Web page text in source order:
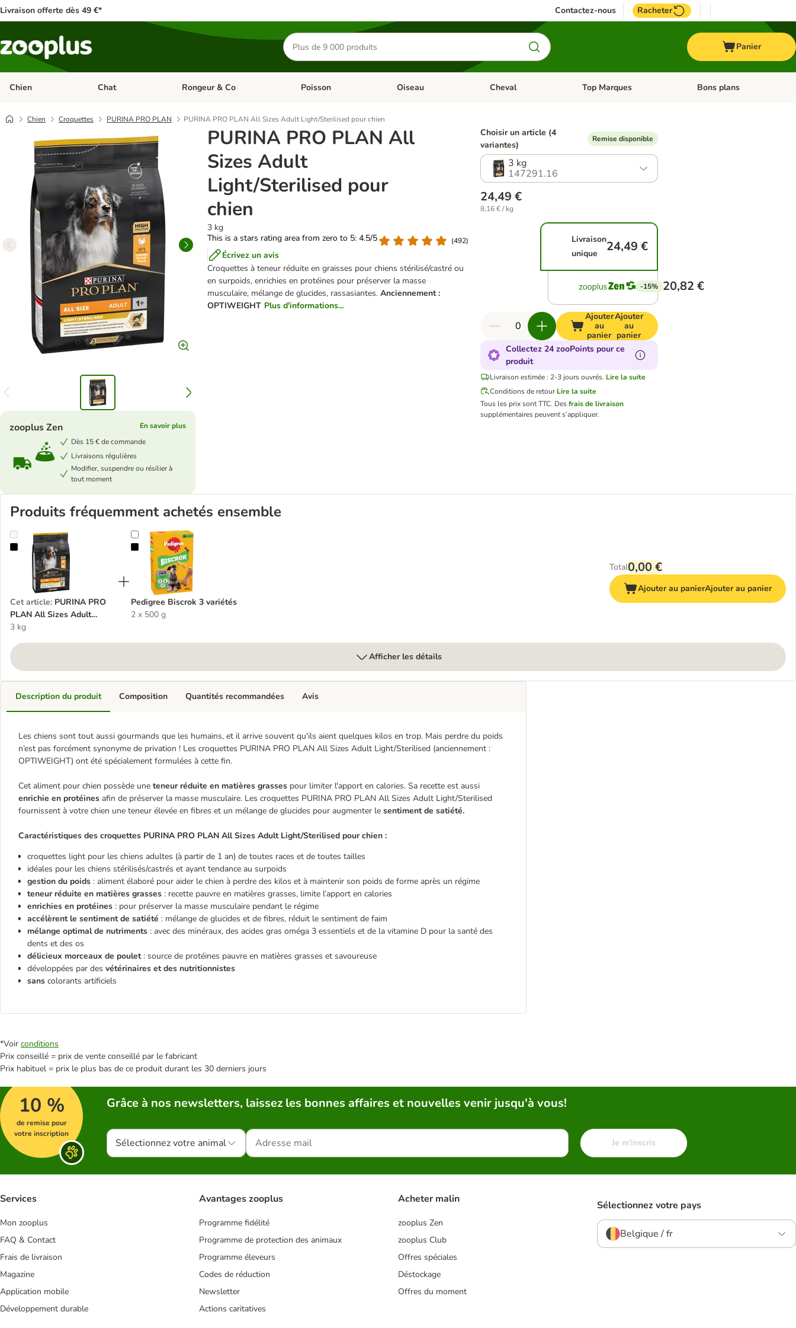
Livraison offerte dès 49 €* Contactez-nous Racheter
Rechercher
des
produits
Panier
Chien Dérouler les catégories: Chien
Chat Dérouler les catégories: Chat
Rongeur & Co Dérouler les catégories: Rongeur & Co
Poisson Dérouler les catégories: Poisson
Oiseau Dérouler les catégories: Oiseau
Cheval Dérouler les catégories: Cheval
Top Marques Dérouler les catégories: Top
Bons plans
Chien Croquettes PURINA PRO PLAN PURINA PRO PLAN All Sizes Adult Light/Sterilised pour chien
PURINA PRO PLAN All
Sizes Adult
Light/Sterilised pour
chien
3 kg
This is a stars rating area from zero to 5: 4.5/5
(492)
Écrivez un avis
Croquettes à teneur réduite en graisses pour chiens stérilisé/castré ou
en surpoids, enrichies en protéines pour préserver la masse
musculaire, mélange de glucides, rassasiantes.Anciennement :
OPTIWEIGHT Plus d'informations...
zooplus Zen
En savoir plus
Dès 15 € de commande
Livraisons régulières
Modifier, suspendre ou résilier à
tout moment
Choisir un article (4
variantes)
Remise disponible
3 kg
147291.16
24,49 €
8,16 € / kg
Livraison
unique
24,49 €
-15% 20,82 €
Ajouter
au
panier
Ajouter
au
panier
Collectez 24 zooPoints pour ce
produit
Livraison estimée : 2-3 jours ouvrés. Lire la suite
Conditions de retour Lire la suite
Tous les prix sont TTC. Desfrais de livraison
supplémentaires peuvent s’appliquer.
Produits fréquemment achetés ensemble
PURINA PRO PLAN All Sizes Adult Light/Sterilised pour chien
Cet article: PURINA PRO
PLAN All Sizes Adult
Light/Sterilised pour chien
3 kg
Pedigree Biscrok 3 variétés
Pedigree Biscrok 3 variétés
2 x 500 g
Total0,00 €
Ajouter au panierAjouter au panier
Afficher les détails
Description du produit
Les chiens sont tout aussi gourmands que les humains, et il arrive souvent qu'ils aient quelques kilos en trop. Mais perdre du poids
n’est pas forcément synonyme de privation ! Les croquettes PURINA PRO PLAN All Sizes Adult Light/Sterilised (anciennement :
OPTIWEIGHT) ont été spécialement formulées à cette fin.
Cet aliment pour chien possède une teneur réduite en matières grasses pour limiter l'apport en calories. Sa recette est aussi
enrichie en protéines afin de préserver la masse musculaire. Les croquettes PURINA PRO PLAN All Sizes Adult Light/Sterilised
fournissent à votre chien une teneur élevée en fibres et un mélange de glucides pour augmenter le sentiment de satiété.
Caractéristiques des croquettes PURINA PRO PLAN All Sizes Adult Light/Sterilised pour chien :
croquettes light pour les chiens adultes (à partir de 1 an) de toutes races et de toutes tailles
idéales pour les chiens stérilisés/castrés et ayant tendance au surpoids
gestion du poids : aliment élaboré pour aider le chien à perdre des kilos et à maintenir son poids de forme après un régime
teneur réduite en matières grasses : recette pauvre en matières grasses, limite l’apport en calories
enrichies en protéines : pour préserver la masse musculaire pendant le régime
accélèrent le sentiment de satiété : mélange de glucides et de fibres, réduit le sentiment de faim
mélange optimal de nutriments : avec des minéraux, des acides gras oméga 3 essentiels et de la vitamine D pour la santé des
dents et des os
délicieux morceaux de poulet: source de protéines pauvre en matières grasses et savoureuse
développées par des vétérinaires et des nutritionnistes
sans colorants artificiels
Composition Quantités recommandées Avis
*Voir conditions
Prix conseillé = prix de vente conseillé par le fabricant
Prix habituel = prix le plus bas de ce produit durant les 30 derniers jours
10 %
de remise pour
votre inscription
Grâce à nos newsletters, laissez les bonnes affaires et nouvelles venir jusqu'à vous!
Sélectionnez votre animal Je m'inscris
Services
Mon zooplus
FAQ & Contact
Frais de livraison
Magazine
Application mobile
Développement durable
Avantages zooplus
Programme fidélité
Programme de protection des animaux
Programme éleveurs
Codes de réduction
Newsletter
Actions caritatives
Acheter malin
zooplus Zen
zooplus Club
Offres spéciales
Déstockage
Offres du moment
Sélectionnez votre pays
Belgique / fr